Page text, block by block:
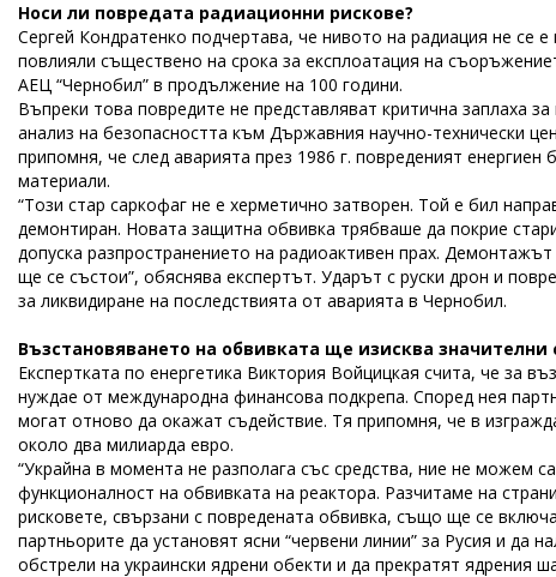
Носи ли повредата радиационни рискове?
Сергей Кондратенко подчертава, че нивото на радиация не се
повлияли съществено на срока за експлоатация на
АЕЦ “Чернобил” в продължение на 100 години.
Въпреки това повредите не представляват критична заплаха
анализ на безопасността към Държавния научно-технически
припомня, че след аварията през 1986 г. повреденият
материали.
“Този стар саркофаг не е херметично затворен. Той е бил
демонтиран. Новата защитна обвивка трябваше да покрие
допуска разпространението на радиоактивен прах.
ще се състои”, обяснява експертът. Ударът с руски дрон и
за ликвидиране на последствията от аварията в Чернобил.
Възстановяването на обвивката ще изисква значителни
Експертката по енергетика Виктория Войцицкая счита, че за
нуждае от международна финансова подкрепа. Според нея
могат отново да окажат съдействие. Тя припомня, че в
около два милиарда евро.
“Украйна в момента не разполага със средства, ние не можем
функционалност на обвивката на реактора. Разчитаме на
рисковете, свързани с повредената обвивка, също ще се
партньорите да установят ясни “червени линии” за Русия и да
обстрели на украински ядрени обекти и да прекратят ядрения